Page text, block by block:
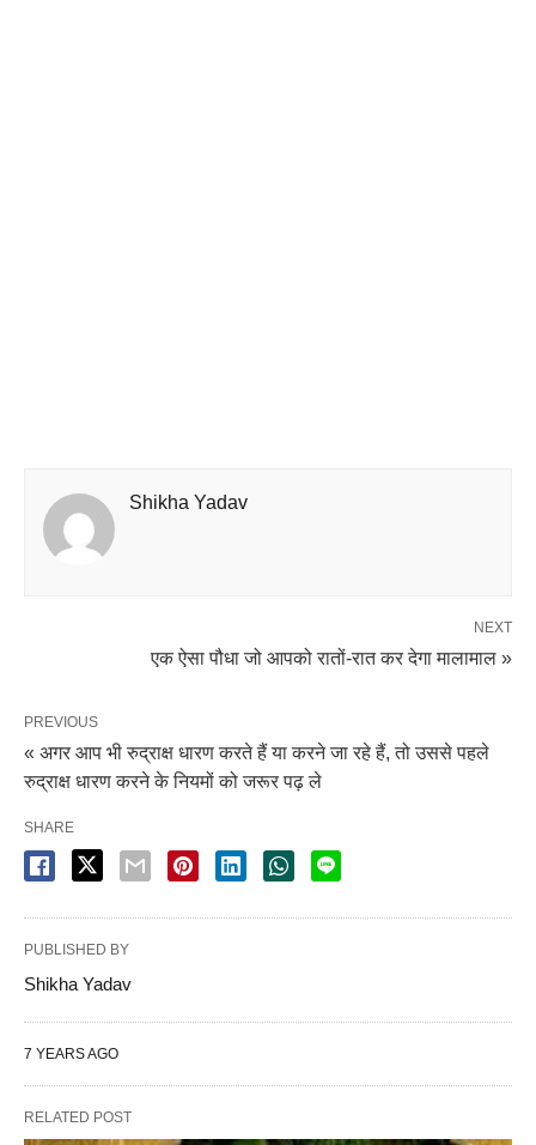
Shikha Yadav
NEXT
एक ऐसा पौधा जो आपको रातों-रात कर देगा मालामाल »
PREVIOUS
« अगर आप भी रुद्राक्ष धारण करते हैं या करने जा रहे हैं, तो उससे पहले
रुद्राक्ष धारण करने के नियमों को जरूर पढ़ ले
SHARE
PUBLISHED BY
Shikha Yadav
7 YEARS AGO
RELATED POST